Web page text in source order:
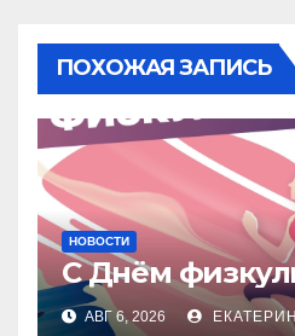
ПОХОЖАЯ ЗАПИСЬ
НОВОСТИ
С Днём
АВГ 6, 2026